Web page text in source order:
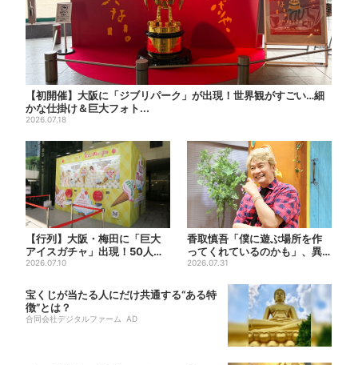
【初開催】大阪に「ジブリパーク」が出現！世界観がすごい…細
かな仕掛け＆巨大フォト...
2026.07.18
【行列】大阪・梅田に「巨大
アイスガチャ」出現！50人以
上が列…初日は即終了、残る...
2026.07.10
香取慎吾「僕に遊ぶ場所を作
ってくれているのかも」、異
色バラエティ『しんごの芽』
2026.07.31
宝くじが当たる人にだけ共通する“ある特
徴”とは？
合同会社デジタルファーム AD